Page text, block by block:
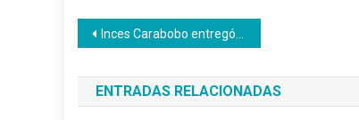
Navegación
de
entradas
Inces Carabobo entregó certificados a 107 privadas de libertad
ENTRADAS RELACIONADAS